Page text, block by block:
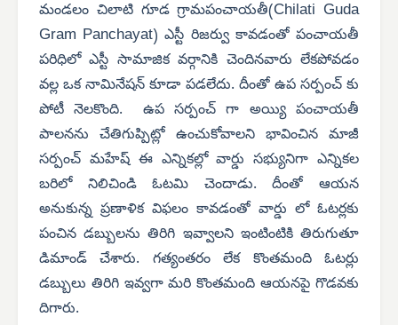
మండలం చిలాటి గూడ గ్రామపంచాయతీ(Chilati Guda
Gram Panchayat) ఎస్టీ రిజర్వు కావడంతో పంచాయతీ
పరిధిలో ఎస్టీ సామాజిక వర్గానికి చెందినవారు లేకపోవడం
వల్ల ఒక నామినేషన్ కూడా పడలేదు. దీంతో ఉప సర్పంచ్ కు
పోటీ నెలకొంది. ఉప సర్పంచ్ గా అయ్యి పంచాయతీ
పాలనను చేతిగుప్పిట్లో ఉంచుకోవాలని భావించిన మాజీ
సర్పంచ్ మహేష్ ఈ ఎన్నికల్లో వార్డు సభ్యునిగా ఎన్నికల
బరిలో నిలిచిండి ఓటమి చెందాడు. దీంతో ఆయన
అనుకున్న ప్రణాళిక విఫలం కావడంతో వార్డు లో ఓటర్లకు
పంచిన డబ్బులను తిరిగి ఇవ్వాలని ఇంటింటికి తిరుగుతూ
డిమాండ్ చేశారు. గత్యంతరం లేక కొంతమంది ఓటర్లు
డబ్బులు తిరిగి ఇవ్వగా మరి కొంతమంది ఆయనపై గొడవకు
దిగారు.